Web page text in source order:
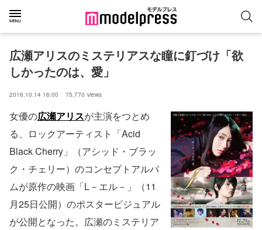
広瀬アリスのミステリアスな瞳に釘づけ「欲
しかったのは、愛」
2016.10.14 16:00 75,770 views
女優の広瀬アリスが主演をつとめ
る、ロックアーティスト「Acid
Black Cherry」（アシッド・ブラッ
ク・チェリー）のコンセプトアルバ
ムが原作の映画「L－エル－」（11
月25日公開）のポスタービジュアル
が公開となった。広瀬のミステリア